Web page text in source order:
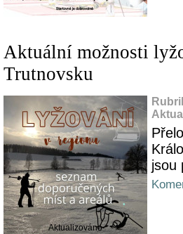
Aktuální možnosti
Trutnovsku
Aktualizováno
jsou